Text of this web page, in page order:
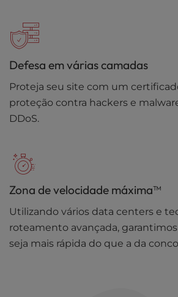
Defesa em várias camadas
Proteja seu site com um
proteção contra hackers e
DDoS.
Zona de velocidade máxima™
Utilizando vários data centers e
roteamento avançada,
seja mais rápida do que a da